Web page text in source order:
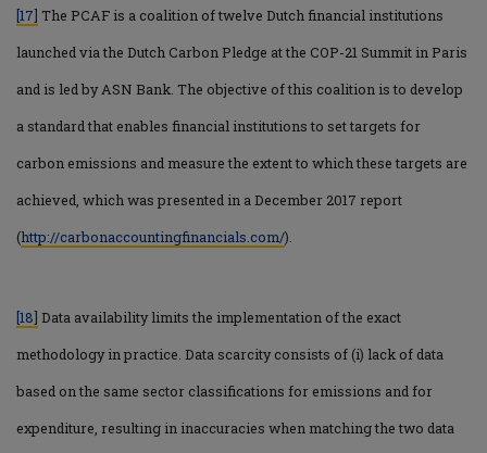
[17] The PCAF is a coalition of twelve Dutch financial institutions
launched via the Dutch Carbon Pledge at the COP-21 Summit in Paris
and is led by ASN Bank. The objective of this coalition is to develop
a standard that enables financial institutions to set targets for
carbon emissions and measure the extent to which these targets are
achieved, which was presented in a December 2017 report
(http://carbonaccountingfinancials.com/).
[18] Data availability limits the implementation of the exact
methodology in practice. Data scarcity consists of (i) lack of data
based on the same sector classifications for emissions and for
expenditure, resulting in inaccuracies when matching the two data